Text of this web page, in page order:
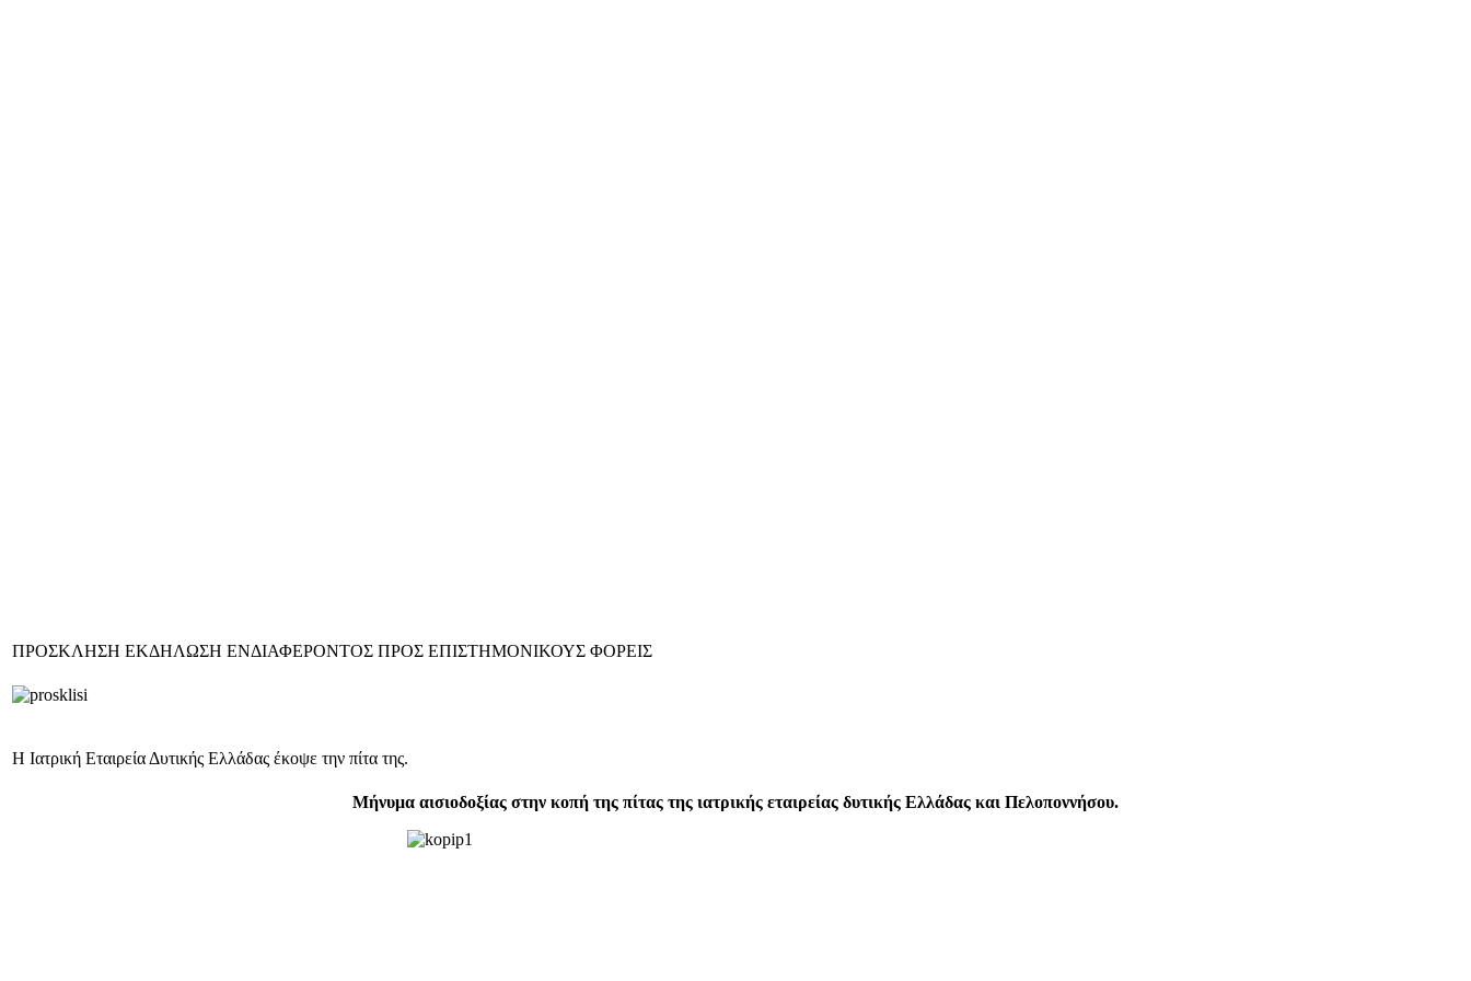
ΠΡΟΣΚΛΗΣΗ ΕΚΔΗΛΩΣΗ ΕΝΔΙΑΦΕΡΟΝΤΟΣ ΠΡΟΣ ΕΠΙΣΤΗΜΟΝΙΚΟΥΣ ΦΟΡΕΙΣ
Η Ιατρική Εταιρεία Δυτικής Ελλάδας έκοψε την πίτα της.
Μήνυμα αισιοδοξίας στην κοπή της πίτας της ιατρικής εταιρείας δυτικής Ελλάδας και Πελοποννήσου.